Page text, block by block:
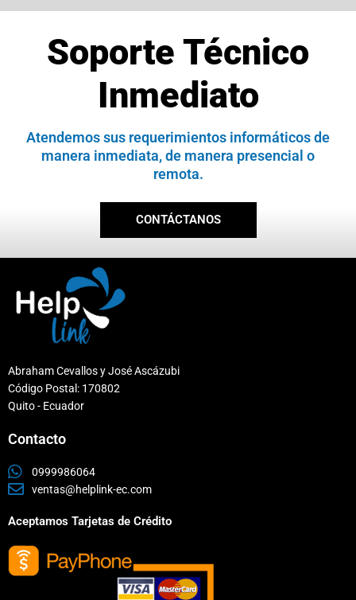
Soporte Técnico
Inmediato
Atendemos sus requerimientos informáticos de
manera inmediata, de manera presencial o
remota.
CONTÁCTANOS
Abraham Cevallos y José Ascázubi
Código Postal: 170802
Quito - Ecuador
Contacto
0999986064
ventas@helplink-ec.com
Aceptamos Tarjetas de Crédito